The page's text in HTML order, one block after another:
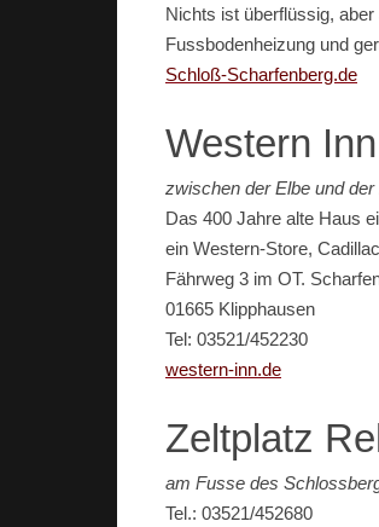
Nichts ist überflüssig,
Fussbodenheizung und
Schloß-Scharfenberg.de
Western Inn
zwischen der Elbe und
Das 400 Jahre alte Haus
ein Western-Store,
Fährweg 3 im OT.
01665 Klipphausen
Tel: 03521/452230
western-inn.de
Zeltplatz
am Fusse des
Tel.: 03521/452680